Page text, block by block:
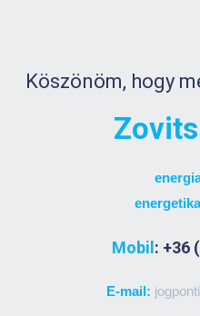
Köszönöm, hogy
Mobil: +36
E-mail: